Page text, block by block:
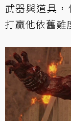
武器與道具
打贏他依舊難